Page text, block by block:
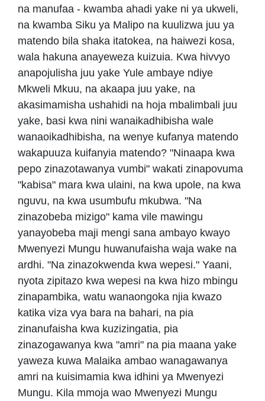
na manufaa - kwamba ahadi yake ni ya ukweli,
na kwamba Siku ya Malipo na kuulizwa juu ya
matendo bila shaka itatokea, na haiwezi kosa,
wala hakuna anayeweza kuizuia. Kwa hivvyo
anapojulisha juu yake Yule ambaye ndiye
Mkweli Mkuu, na akaapa juu yake, na
akasimamisha ushahidi na hoja mbalimbali juu
yake, basi kwa nini wanaikadhibisha wale
wanaoikadhibisha, na wenye kufanya matendo
wakapuuza kuifanyia matendo? "Ninaapa kwa
pepo zinazotawanya vumbi" wakati zinapovuma
"kabisa" mara kwa ulaini, na kwa upole, na kwa
nguvu, na kwa usumbufu mkubwa. "Na
zinazobeba mizigo" kama vile mawingu
yanayobeba maji mengi sana ambayo kwayo
Mwenyezi Mungu huwanufaisha waja wake na
ardhi. "Na zinazokwenda kwa wepesi." Yaani,
nyota zipitazo kwa wepesi na kwa hizo mbingu
zinapambika, watu wanaongoka njia kwazo
katika viza vya bara na bahari, na pia
zinanufaisha kwa kuzizingatia, pia
zinazogawanya kwa "amri" na pia maana yake
yaweza kuwa Malaika ambao wanagawanya
amri na kuisimamia kwa idhini ya Mwenyezi
Mungu. Kila mmoja wao Mwenyezi Mungu